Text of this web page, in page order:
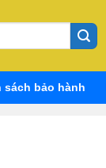
sách bảo hành